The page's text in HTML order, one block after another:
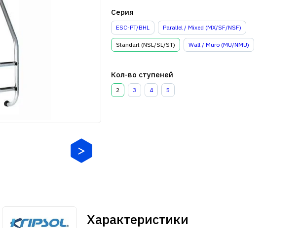
Серия
ESC-PT/BHL Parallel / Mixed (MX/SF/NSF)
Standart (NSL/SL/ST) Wall / Muro (MU/NMU)
Кол-во ступеней
2 3 4 5
Характеристики